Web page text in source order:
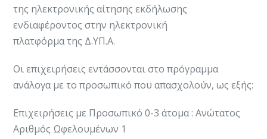
της ηλεκτρονικής αίτησης εκδήλωσης
ενδιαφέροντος στην ηλεκτρονική
πλατφόρμα της Δ.ΥΠ.Α.
Οι επιχειρήσεις εντάσσονται στο πρόγραμμα
ανάλογα με το προσωπικό που απασχολούν, ως εξής:
Επιχειρήσεις με Προσωπικό 0-3 άτομα : Ανώτατος
Αριθμός Ωφελουμένων 1